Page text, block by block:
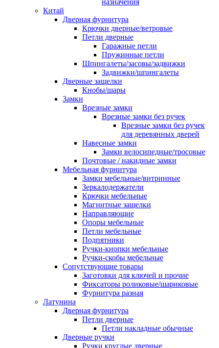
назначения
Китай
Дверная фурнитура
Крючки дверные/ветровые
Петли дверные
Гаражные петли
Пружинные петли
Шпингалеты/засовы/задвижки
Задвижки/шпингалеты
Дверные защелки
Кнобы/шары
Замки
Врезные замки
Врезные замки без ручек
Врезные замки без ручек
для деревянных дверей
Навесные замки
Замки велосипедные/тросовые
Почтовые / накидные замки
Мебельная фурнитура
Замки мебельные/витринные
Зеркалодержатели
Крючки мебельные
Магнитные защелки
Направляющие
Опоры мебельные
Петли мебельные
Подпятники
Ручки-кнопки мебельные
Ручки-скобы мебельные
Сопутствующие товары
Заготовки для ключей и прочие
Фиксаторы роликовые/шариковые
Фурнитура разная
Латунина
Дверная фурнитура
Петли дверные
Петли накладные обычные
Дверные ручки
Ручки круглые дверные